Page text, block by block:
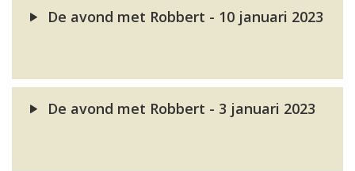
De avond met Robbert - 10 januari 2023
De avond met Robbert - 3 januari 2023